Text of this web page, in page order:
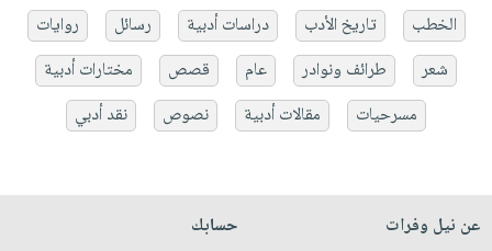
الخطب
تاريخ الأدب دراسات أدبية رسائل
روايات
شعر
طرائف ونوادر عام قصص
مختارات أدبية
مسرحيات
مقالات أدبية نصوص نقد أدبي
عن نيل وفرات
حسابك